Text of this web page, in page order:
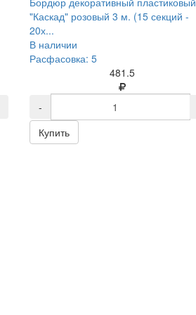
"Каскад" розовый 3 м. (15 секций -
20х...
В наличии
Расфасовка: 5
481.5
-
Купить